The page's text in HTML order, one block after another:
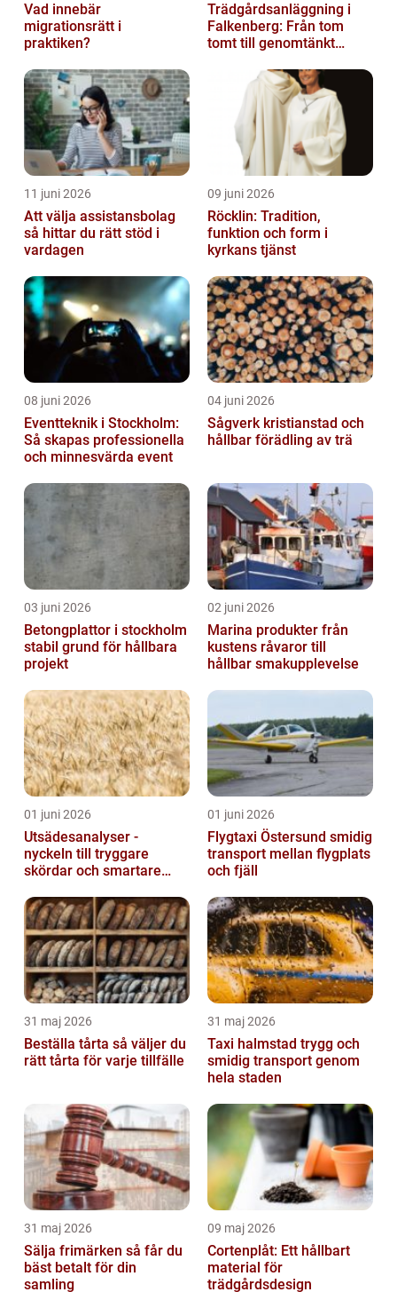
Vad innebär
migrationsrätt i
praktiken?
Trädgårdsanläggning i
Falkenberg: Från tom
tomt till genomtänkt
11 juni 2026
Att välja assistansbolag
så hittar du rätt stöd i
vardagen
09 juni 2026
Röcklin: Tradition,
funktion och form i
kyrkans tjänst
08 juni 2026
Eventteknik i Stockholm:
Så skapas professionella
och minnesvärda event
04 juni 2026
Sågverk kristianstad och
hållbar förädling av trä
03 juni 2026
Betongplattor i stockholm
stabil grund för hållbara
projekt
02 juni 2026
Marina produkter från
kustens råvaror till
hållbar smakupplevelse
01 juni 2026
Utsädesanalyser -
nyckeln till tryggare
skördar och smartare
01 juni 2026
Flygtaxi Östersund smidig
transport mellan flygplats
och fjäll
31 maj 2026
Beställa tårta så väljer du
rätt tårta för varje tillfälle
31 maj 2026
Taxi halmstad trygg och
smidig transport genom
hela staden
31 maj 2026
Sälja frimärken så får du
bäst betalt för din
samling
09 maj 2026
Cortenplåt: Ett hållbart
material för
trädgårdsdesign